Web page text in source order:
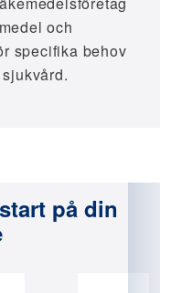
och
specifika behov
på din